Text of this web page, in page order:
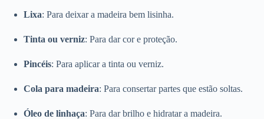
Lixa: Para deixar a madeira bem lisinha.
Tinta ou verniz: Para dar cor e proteção.
Pincéis: Para aplicar a tinta ou verniz.
Cola para madeira: Para consertar partes que estão soltas.
Óleo de linhaça: Para dar brilho e hidratar a madeira.